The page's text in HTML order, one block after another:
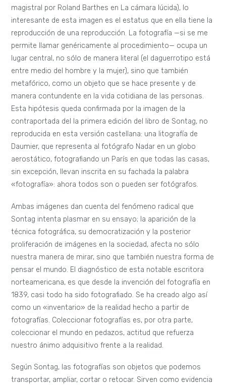
magistral por Roland Barthes en La cámara lúcida), lo
interesante de esta imagen es el estatus que en ella tiene la
reproducción de una reproducción. La fotografía —si se me
permite llamar genéricamente al procedimiento— ocupa un
lugar central, no sólo de manera literal (el daguerrotipo está
entre medio del hombre y la mujer), sino que también
metafórico, como un objeto que se hace presente y de
manera contundente en la vida cotidiana de las personas.
Esta hipótesis queda confirmada por la imagen de la
contraportada del la primera edición del libro de Sontag, no
reproducida en esta versión castellana: una litografía de
Daumier, que representa al fotógrafo Nadar en un globo
aerostático, fotografiando un París en que todas las casas,
sin excepción, llevan inscrita en su fachada la palabra
«fotografía»: ahora todos son o pueden ser fotógrafos.
Ambas imágenes dan cuenta del fenómeno radical que
Sontag intenta plasmar en su ensayo; la aparición de la
técnica fotográfica, su democratización y la posterior
proliferación de imágenes en la sociedad, afecta no sólo
nuestra manera de mirar, sino que también nuestra forma de
pensar el mundo. El diagnóstico de esta notable escritora
norteamericana, es que desde la invención del fotografía en
1839, casi todo ha sido fotografiado. Se ha creado algo así
como un «inventario» de la realidad hecho a partir de
fotografías. Coleccionar fotografías es, por otra parte,
coleccionar el mundo en pedazos, actitud que refuerza
nuestro ánimo adquisitivo frente a la realidad.
Según Sontag, las fotografías son objetos que podemos
transportar, ampliar, cortar o retocar. Sirven como evidencia